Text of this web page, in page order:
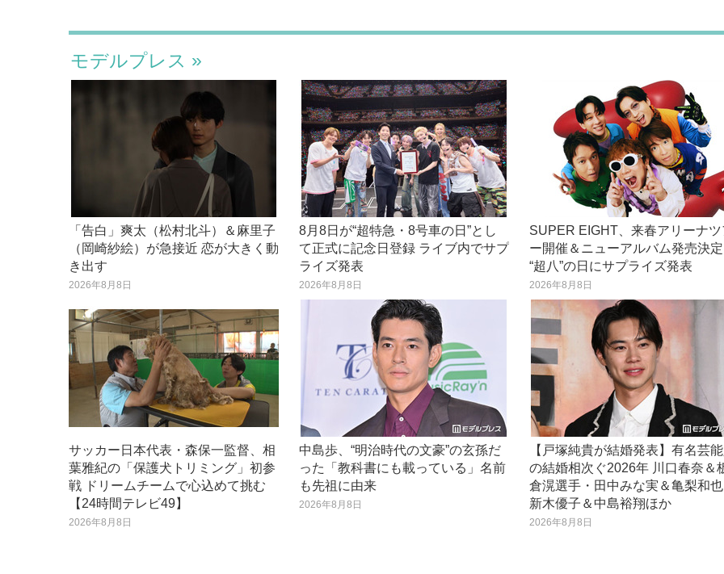
モデルプレス
「告白」爽太（松村北斗）＆麻里子
（岡崎紗絵）が急接近 恋が大きく動
き出す
2026年8月8日
8月8日が“超特急・8号車の日”とし
て正式に記念日登録 ライブ内でサプ
ライズ発表
2026年8月8日
SUPER EIGHT、来春アリーナ
ー開催＆ニューアルバム発売決定
“超八”の日にサプライズ発表
2026年8月8日
サッカー日本代表・森保一監督、相
葉雅紀の「保護犬トリミング」初参
戦 ドリームチームで心込めて挑む
【24時間テレビ49】
2026年8月8日
中島歩、“明治時代の文豪”の玄孫だ
った「教科書にも載っている」名前
も先祖に由来
2026年8月8日
【戸塚純貴が結婚発表】有名芸
の結婚相次ぐ2026年 川口春奈＆
倉滉選手・田中みな実＆亀梨和
新木優子＆中島裕翔ほか
2026年8月8日